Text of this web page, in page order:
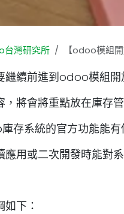
台灣研究所 【odoo模組
繼續前進到odoo模組
，將會將重點放在庫存
存系統的官方功能能有
應用或二次開發時能對
下：